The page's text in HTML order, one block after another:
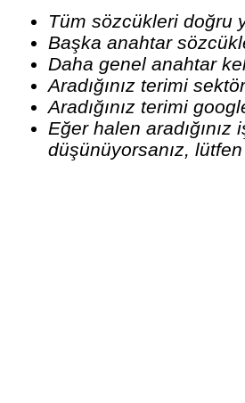
Tüm sözcükleri doğru
Başka anahtar
Daha genel anahtar
Aradığınız terimi
Aradığınız terimi
Eğer halen
düşünüyorsanız,